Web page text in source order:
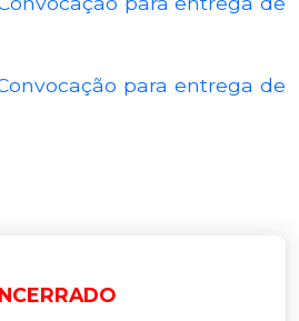
para entrega de